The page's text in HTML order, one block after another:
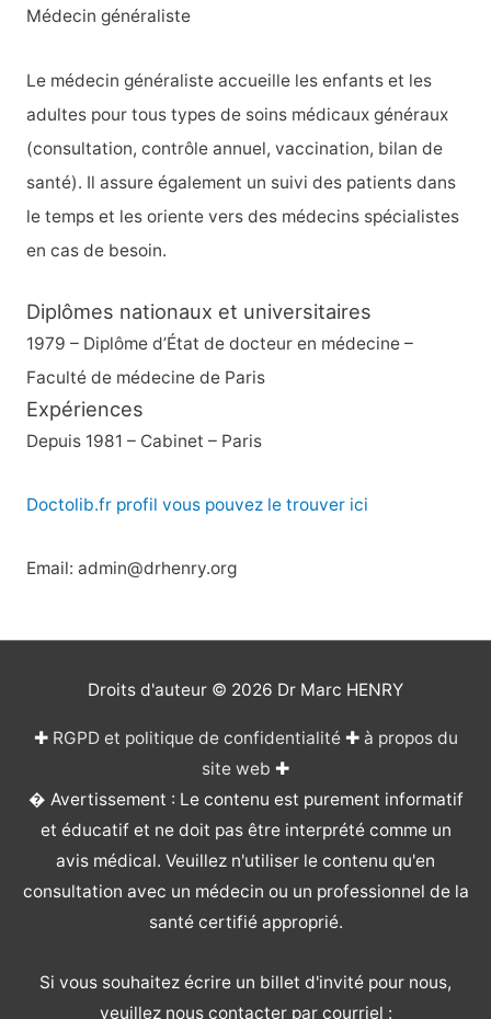
Médecin généraliste
Le médecin généraliste accueille les enfants et les
adultes pour tous types de soins médicaux généraux
(consultation, contrôle annuel, vaccination, bilan de
santé). Il assure également un suivi des patients dans
le temps et les oriente vers des médecins spécialistes
en cas de besoin.
Diplômes nationaux et universitaires
1979 – Diplôme d’État de docteur en médecine –
Faculté de médecine de Paris
Expériences
Depuis 1981 – Cabinet – Paris
Doctolib.fr profil vous pouvez le trouver ici
Email: admin@drhenry.org
Droits d'auteur © 2026 Dr Marc HENRY
✚ RGPD et politique de confidentialité✚ à propos du
site web ✚
� Avertissement : Le contenu est purement informatif
et éducatif et ne doit pas être interprété comme un
avis médical. Veuillez n'utiliser le contenu qu'en
consultation avec un médecin ou un professionnel de la
santé certifié approprié.
Si vous souhaitez écrire un billet d'invité pour nous,
veuillez nous contacter par courriel :